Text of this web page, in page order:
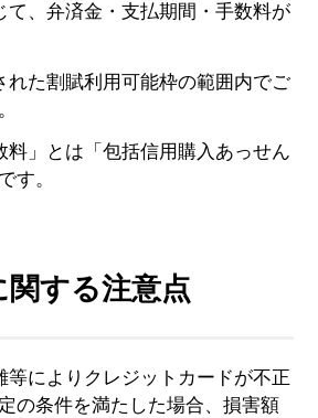
て、弁済金・支払期間・手数料が
れた割賦利用可能枠の範囲内でご
料」とは「包括信用購入あっせん
す。
関する注意点
等によりクレジットカードが不正
の条件を満たした場合、損害額